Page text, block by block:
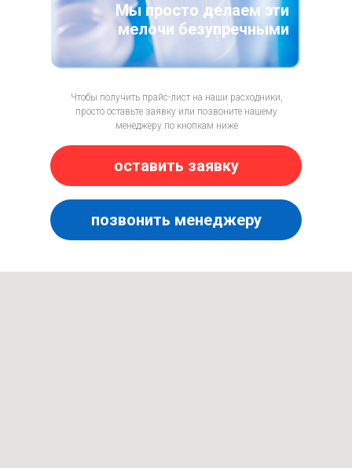
Мы просто делаем эти
мелочи безупречными
Чтобы получить прайс-лист на наши расходники,
просто оставьте заявку или позвоните нашему
менеджеру по кнопкам ниже
позвонить менеджеру
оставить заявку